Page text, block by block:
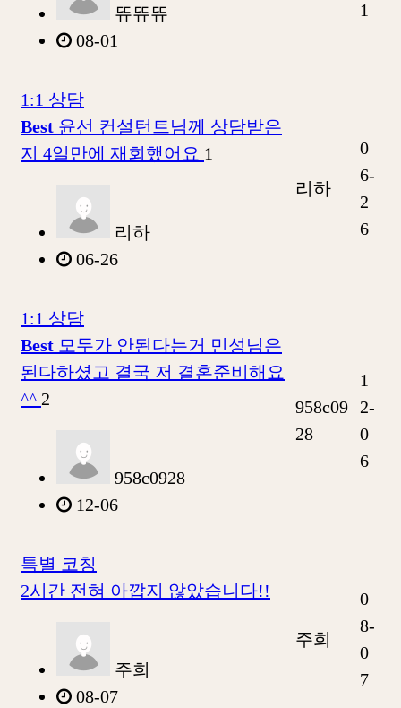
뜌뜌뜌
08-01
1
1:1 상담
Best 윤선 컨설턴트님께 상담받은
지 4일만에 재회했어요 1
리하
06-26
리하
0
6-
2
6
1:1 상담
Best 모두가 안된다는거 민성님은
된다하셨고 결국 저 결혼준비해요
^^ 2
958c0928
12-06
958c09
28
1
2-
0
6
특별 코칭
2시간 전혀 아깝지 않았습니다!!
주희
08-07
주희
0
8-
0
7